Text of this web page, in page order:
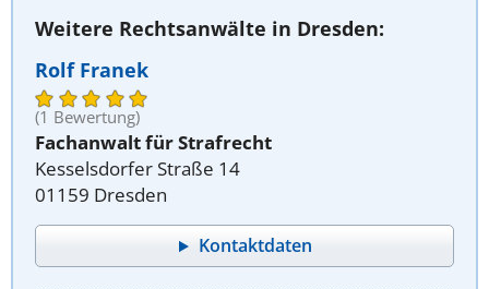
Weitere Rechtsanwälte in Dresden:
Rolf Franek
(1 Bewertung)
Fachanwalt für Strafrecht
Kesselsdorfer Straße 14
01159 Dresden
Kontaktdaten